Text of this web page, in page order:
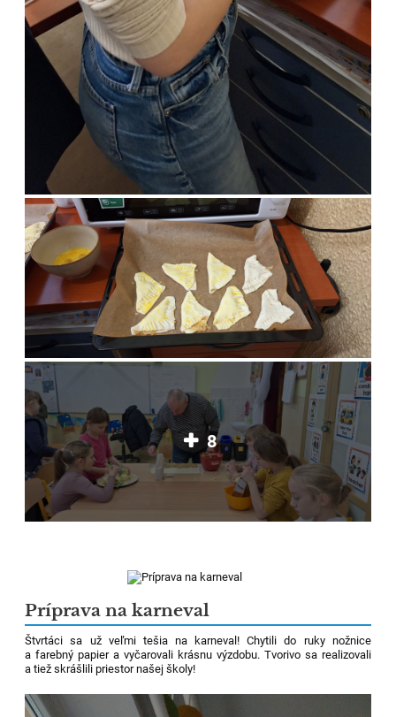
8
Príprava na karneval
Štvrtáci sa už veľmi tešia na karneval! Chytili do ruky nožnice
a farebný papier a vyčarovali krásnu výzdobu. Tvorivo sa realizovali
a tiež skrášlili priestor našej školy!